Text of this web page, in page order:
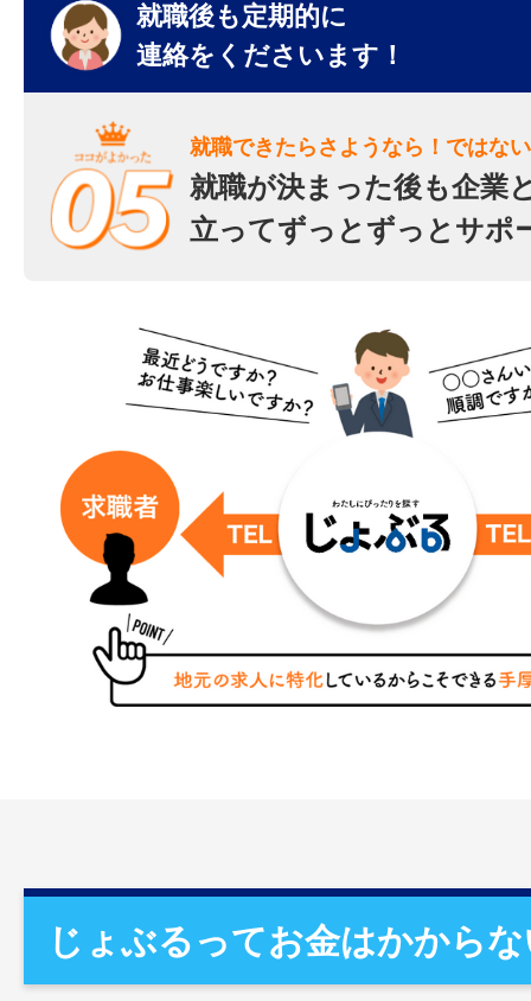
就職後も定期的に
連絡をくださいます！
就職できたらさようなら！ではな
就職が決まった後も企業
立ってずっとずっとサポ
じょぶるってお金はかから